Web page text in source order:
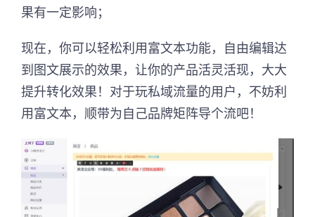
果有一定影响；
现在，你可以轻松利用富文本功能，自由编辑达
到图文展示的效果，让你的产品活灵活现，大大
提升转化效果！对于玩私域流量的用户，不妨利
用富文本，顺带为自己品牌矩阵导个流吧！